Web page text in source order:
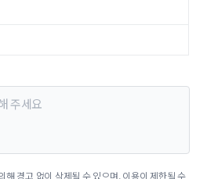
해 경고 없이 삭제될 수 있으며, 이용이 제한될 수